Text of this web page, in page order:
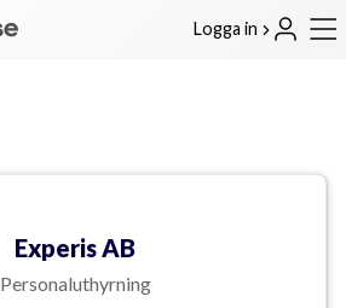
Logga in
Experis AB
Personaluthyrning